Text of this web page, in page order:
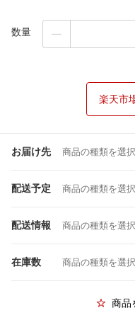
数量
楽天市
お届け先 商品の種類を選
配送予定 商品の種類を選
配送情報 商品の種類を選
在庫数 商品の種類を選
商品